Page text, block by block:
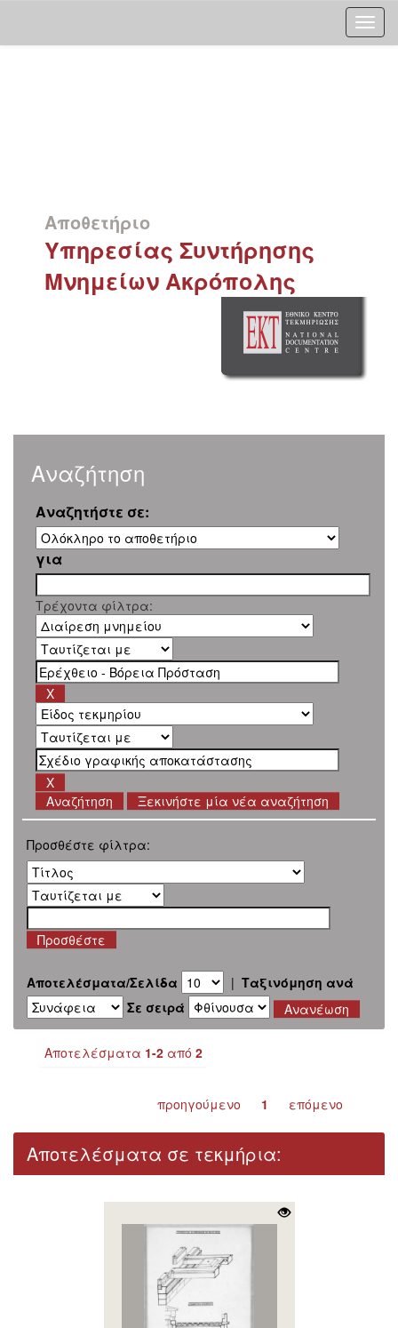
Αποθετήριο
Υπηρεσίας Συντήρησης
Μνημείων Ακρόπολης
Αναζήτηση
Αναζητήστε σε:
για
Τρέχοντα φίλτρα:
Ξεκινήστε μία νέα αναζήτηση
Προσθέστε φίλτρα:
Αποτελέσματα/Σελίδα | Ταξινόμηση ανά
Σε σειρά
Αποτελέσματα 1-2 από 2
προηγούμενο 1 επόμενο
Αποτελέσματα σε τεκμήρια: